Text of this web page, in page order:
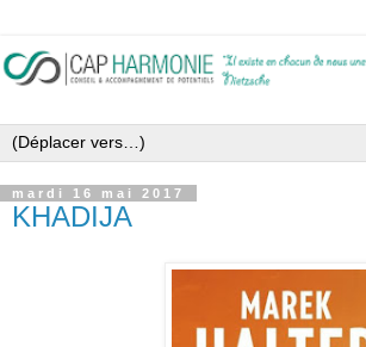
mardi 16 mai 2017
KHADIJA